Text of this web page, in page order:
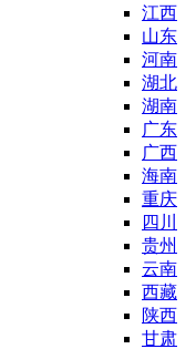
江西
山东
河南
湖北
湖南
广东
广西
海南
重庆
四川
贵州
云南
西藏
陕西
甘肃